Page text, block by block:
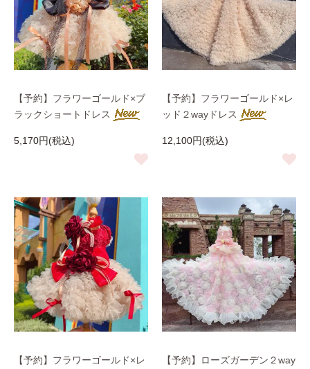
【予約】フラワーゴールド×ブ
ラックショートドレス
5,170円(税込)
【予約】フラワーゴールド×レ
ッド２wayドレス
12,100円(税込)
【予約】フラワーゴールド×レ
【予約】ローズガーデン２way